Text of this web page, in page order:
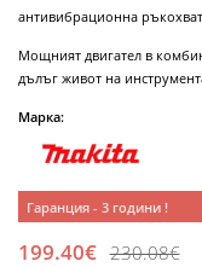
антивибрационна
Мощният двигател в
дълъг живот на
Марка:
Гаранция - 3 години !
199.40€ 230.08€